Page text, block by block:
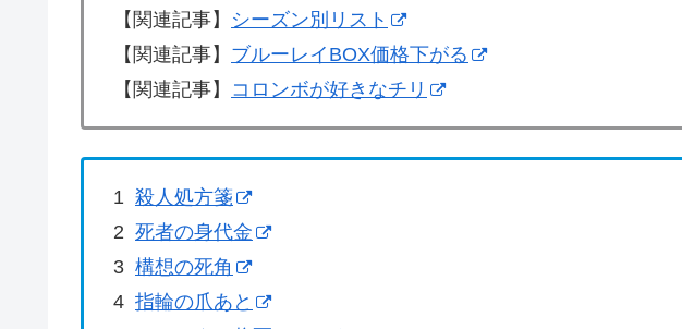
【関連記事】 シーズン別リスト
【関連記事】 ブルーレイBOX価格下がる
【関連記事】 コロンボが好きなチリ
1 殺人処方箋
2 死者の身代金
3 構想の死角
4 指輪の爪あと